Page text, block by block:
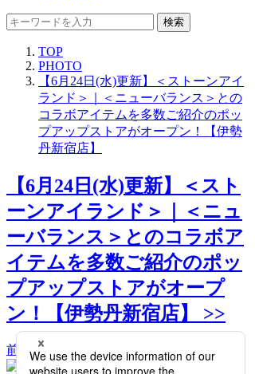
検索
TOP
PHOTO
【6月24日(水)更新】＜ストーンアイ
ランド＞｜＜ニューバランス＞との
コラボアイテムを多数ご紹介のポッ
プアップストアがオープン！【伊勢
丹新宿店】
【6月24日(水)更新】＜スト
ーンアイランド＞｜＜ニュ
ーバランス＞とのコラボア
イテムを多数ご紹介のポッ
プアップストアがオープ
ン！【伊勢丹新宿店】 >>
前へ